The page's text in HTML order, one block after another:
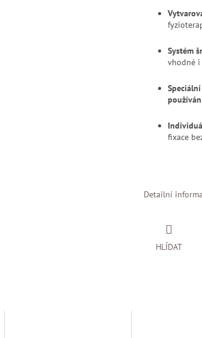
Systém
vhodné
fixace
Detailní
HLÍDAT